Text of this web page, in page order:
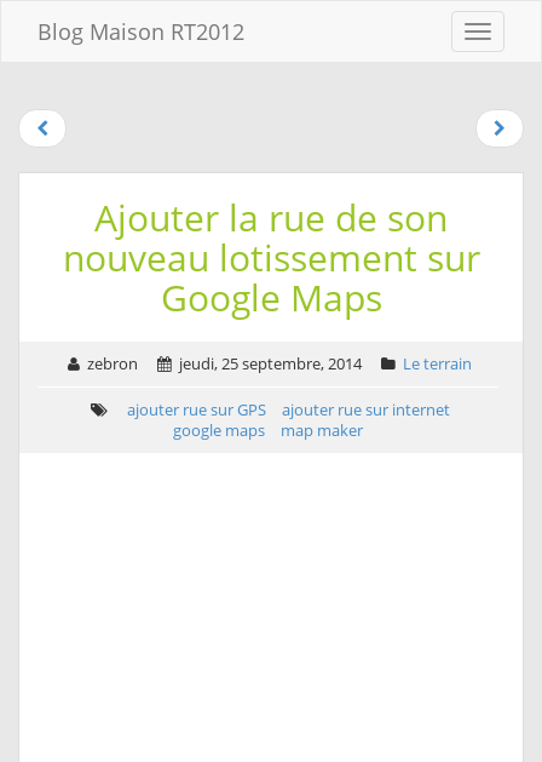
Menu
Blog Maison RT2012
contenu
menu
Aller à la
Ajouter la rue de son
nouveau lotissement sur
Google Maps
zebron jeudi, 25 septembre, 2014 Le terrain
ajouter rue sur GPS
ajouter rue sur internet
google maps
map maker